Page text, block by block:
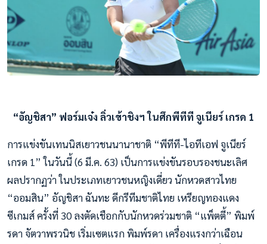
“อัญชิสา” ฟอร์มเจ๋ง ลิ่วเข้าชิงฯ ในศึกพีทีที จูเนียร์ เกรด 1
การแข่งขันเทนนิสเยาวชนนานาชาติ “พีทีที-ไอทีเอฟ จูเนียร์
เกรด 1” ในวันนี้ (6 มี.ค. 63) เป็นการแข่งขันรอบรองชนะเลิศ
ผลปรากฏว่า ในประเภทเยาวชนหญิงเดี่ยว นักหวดสาวไทย
“ออมสิน” อัญชิสา ฉันทะ ดีกรีทีมชาติไทย เหรียญทองแดง
ซีเกมส์ ครั้งที่ 30 ลงตัดเชือกกับนักหวดร่วมชาติ “แพ็ตตี้” พิมพ์
รดา จัตวาพรวนิช เริ่มเซตแรก พิมพ์รดา เครื่องแรงกว่าเฉือน